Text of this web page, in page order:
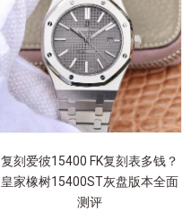
复刻爱彼15400 FK复刻表多钱？
皇家橡树15400ST灰盘版本全面
测评